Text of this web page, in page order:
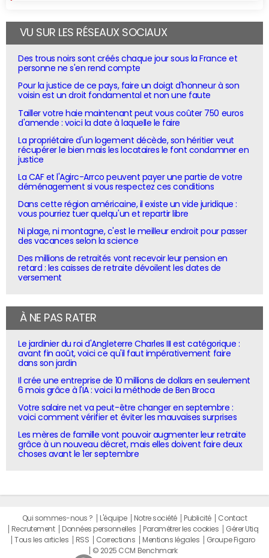
VU SUR LES RÉSEAUX SOCIAUX
Des trous noirs sont créés chaque jour sous la France et
personne ne s'en rend compte
Pour la justice de ce pays, faire un doigt d'honneur à son
voisin est un droit fondamental et non une faute
Tailler votre haie maintenant peut vous coûter 750 euros
d'amende : voici la date à laquelle le faire
La propriétaire d'un logement décède, son héritier veut
récupérer le bien mais les locataires le font condamner en
justice
La CAF et l'Agirc-Arrco peuvent payer une partie de votre
déménagement si vous respectez ces conditions
Dans cette région américaine, il existe un vide juridique :
vous pourriez tuer quelqu'un et repartir libre
Ni plage, ni montagne, c'est le meilleur endroit pour passer
des vacances selon la science
Des millions de retraités vont recevoir leur pension en
retard : les caisses de retraite dévoilent les dates de
versement
À NE PAS RATER
Le jardinier du roi d'Angleterre Charles III est catégorique :
avant fin août, voici ce qu'il faut impérativement faire
dans son jardin
Il crée une entreprise de 10 millions de dollars en seulement
6 mois grâce à l'IA : voici la méthode de Ben Broca
Votre salaire net va peut-être changer en septembre :
voici comment vérifier et éviter les mauvaises surprises
Les mères de famille vont pouvoir augmenter leur retraite
grâce à un nouveau décret, mais elles doivent faire deux
choses avant le 1er septembre
Qui sommes-nous ? L'équipe Notre société Publicité
Contact
Recrutement
Données personnelles Paramétrer les cookies
Gérer Utiq
Tous les articles
RSS Corrections Mentions légales
Groupe Figaro
© 2025 CCM Benchmark